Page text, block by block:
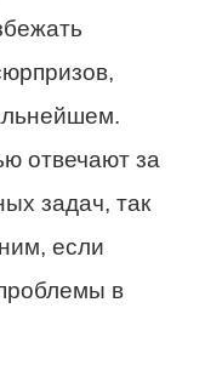
отвечают за
задач, так
если
в